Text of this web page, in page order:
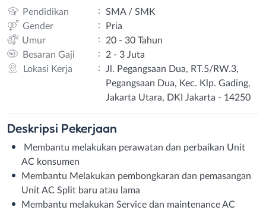
Pendidikan :
SMA / SMK
Gender
:
Pria
Umur
:
20 - 30 Tahun
Besaran Gaji
:
2 - 3 Juta
Lokasi Kerja
:
Jl. Pegangsaan Dua, RT.5/RW.3,
Pegangsaan Dua, Kec. Klp. Gading,
Jakarta Utara, DKI Jakarta - 14250
Deskripsi Pekerjaan
Membantu melakukan perawatan dan perbaikan Unit
AC konsumen
Membantu Melakukan pembongkaran dan pemasangan
Unit AC Split baru atau lama
Membantu melakukan Service dan maintenance AC